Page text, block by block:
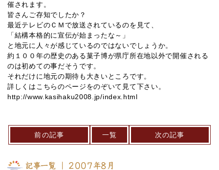
催されます。
皆さんご存知でしたか？
最近テレビのＣＭで放送されているのを見て、
「結構本格的に宣伝が始まったな～」
と地元に人々が感じているのではないでしょうか。
約１００年の歴史のある菓子博が県庁所在地以外で開催される
のは初めての事だそうです。
それだけに地元の期待も大きいところです。
詳しくはこちらのページをのぞいて見て下さい。
http://www.kasihaku2008.jp/index.html
前の記事 一覧 次の記事
記事一覧 ｜ 2007年8月